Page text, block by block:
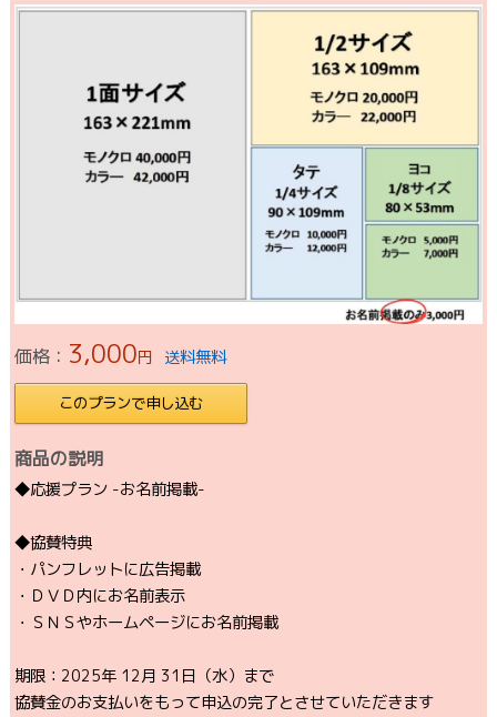
価格： 3,000円 送料無料
このプランで申し込む
商品の説明
◆応援プラン -お名前掲載-
◆協賛特典
・パンフレットに広告掲載
・ＤＶＤ内にお名前表示
・ＳＮＳやホームページにお名前掲載
期限：2025年 12月 31日（水）まで
協賛金のお支払いをもって申込の完了とさせていただきます